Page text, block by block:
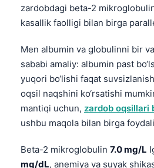
zardobdagi beta-2
kasallik faolligi bilan birga
Men albumin va globulinni bir
sababi amaliy: albumin past
yuqori bo‘lishi faqat
oqsil naqshini ko‘rsatishi
mantiqi uchun, zardob oqsillari
ushbu maqola bilan birga
Beta-2 mikroglobulin 7.0 mg/L
mg/dL, anemiya va suyak